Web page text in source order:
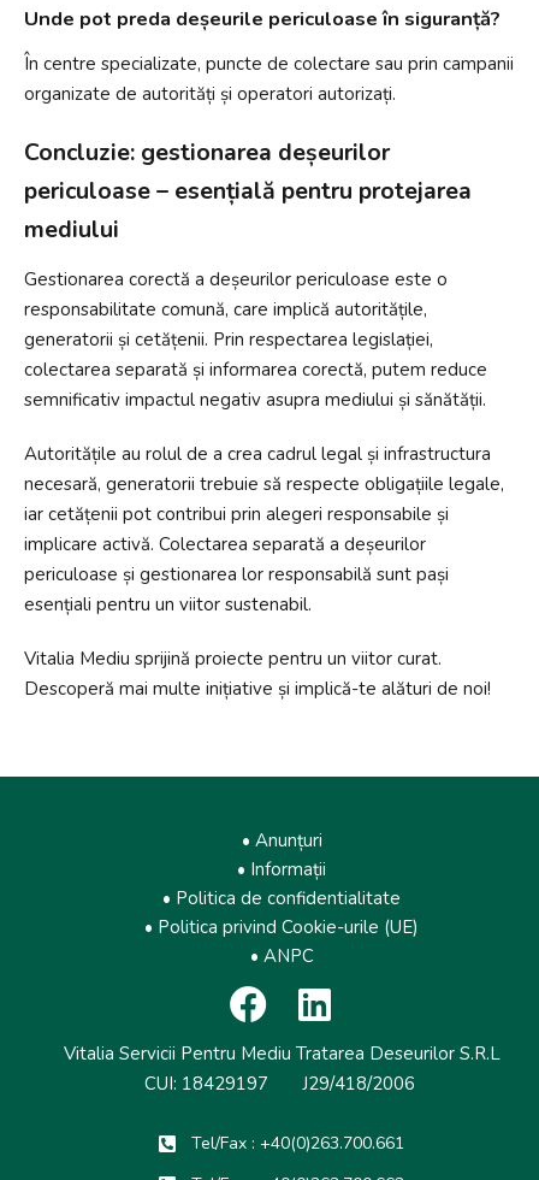
Unde pot preda deșeurile periculoase în siguranță?
În centre specializate, puncte de colectare sau prin campanii
organizate de autorități și operatori autorizați.
Concluzie: gestionarea deșeurilor
periculoase – esențială pentru protejarea
mediului
Gestionarea corectă a deșeurilor periculoase este o
responsabilitate comună, care implică autoritățile,
generatorii și cetățenii. Prin respectarea legislației,
colectarea separată și informarea corectă, putem reduce
semnificativ impactul negativ asupra mediului și sănătății.
Autoritățile au rolul de a crea cadrul legal și infrastructura
necesară, generatorii trebuie să respecte obligațiile legale,
iar cetățenii pot contribui prin alegeri responsabile și
implicare activă. Colectarea separată a deșeurilor
periculoase și gestionarea lor responsabilă sunt pași
esențiali pentru un viitor sustenabil.
Vitalia Mediu sprijină proiecte pentru un viitor curat.
Descoperă mai multe inițiative și implică-te alături de noi!
• Anunțuri
• Informații
• Politica de confidentialitate
• Politica privind Cookie-urile (UE)
• ANPC
Vitalia Servicii Pentru Mediu Tratarea Deseurilor S.R.L
CUI: 18429197 J29/418/2006
Tel/Fax : +40(0)263.700.661